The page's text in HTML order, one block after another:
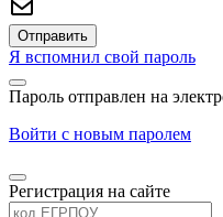
Я вспомнил свой пароль
Пароль отправлен на
Войти с новым паролем
Регистрация на сайте